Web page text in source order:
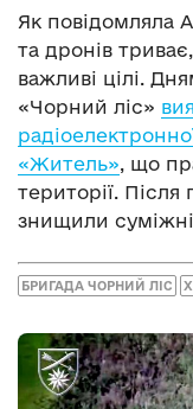
Як повідомляла
та дронів
важливі цілі.
«Чорний ліс»
«Житель», що
території. Після
знищили
БРИГАДА ЧОРНИЙ ЛІС